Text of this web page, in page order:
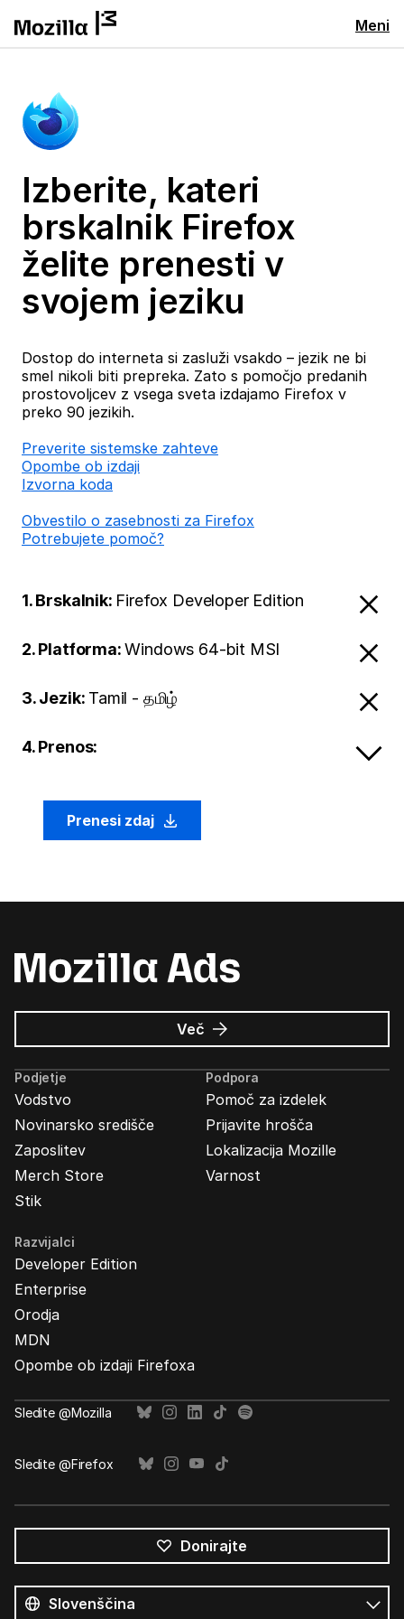
Meni
Izberite, kateri
brskalnik Firefox
želite prenesti v
svojem jeziku
Dostop do interneta si zasluži vsakdo – jezik ne bi
smel nikoli biti prepreka. Zato s pomočjo predanih
prostovoljcev z vsega sveta izdajamo Firefox v
preko 90 jezikih.
Preverite sistemske zahteve
Opombe ob izdaji
Izvorna koda
Obvestilo o zasebnosti za Firefox
Potrebujete pomoč?
1. Brskalnik: Firefox Developer Edition
2. Platforma:Windows 64-bit MSI
3. Jezik: Tamil - தமிழ்
4. Prenos:
Prenesi zdaj
Več o
Oglasi
Mozilla
Podjetje
Vodstvo
Novinarsko središče
Zaposlitev
Merch Store
Stik
Podpora
Pomoč za izdelek
Prijavite hrošča
Lokalizacija Mozille
Varnost
Razvijalci
Developer Edition
Enterprise
Orodja
MDN
Opombe ob izdaji Firefoxa
Sledite @Mozilla
Sledite @Firefox
Donirajte
jeziki
Jezik